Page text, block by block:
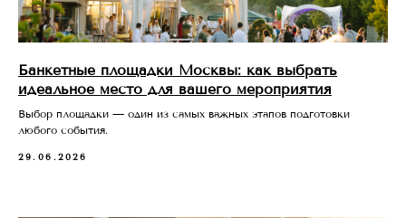
Банкетные площадки Москвы: как выбрать
идеальное место для вашего мероприятия
Выбор площадки — один из самых важных этапов подготовки
любого события.
29.06.2026